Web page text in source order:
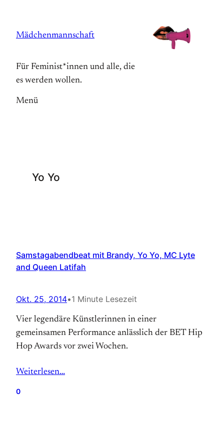
springen
Mädchenmannschaft
Für Feminist*innen und alle, die
es werden wollen.
Menü
Yo Yo
Samstagabendbeat mit Brandy, Yo Yo, MC Lyte
and Queen Latifah
Okt. 25, 2014•1 Minute Lesezeit
Vier legendäre Künstlerinnen in einer
gemeinsamen Performance anlässlich der BET Hip
Hop Awards vor zwei Wochen.
Weiterlesen…
0